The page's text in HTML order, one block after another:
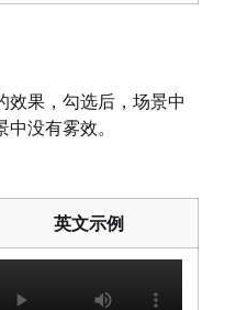
效果，勾选后，场景中
没有雾效。
英文示例